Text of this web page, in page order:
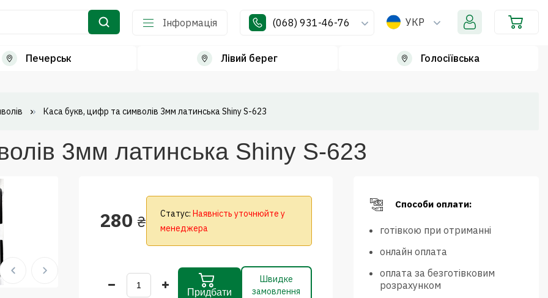
Інформація (068) 931-46-76 УКР
Печерськ Лівий берег Голосіївська
Каса букв, цифр та символів 3мм латинська Shiny S-623
3мм латинська Shiny S-623
280 ₴ Статус: Наявність уточнюйте у
менеджера
Придбати
Швидке
замовлення
Способи оплати:
готівкою при отриманні
онлайн оплата
оплата за безготівковим
розрахунком